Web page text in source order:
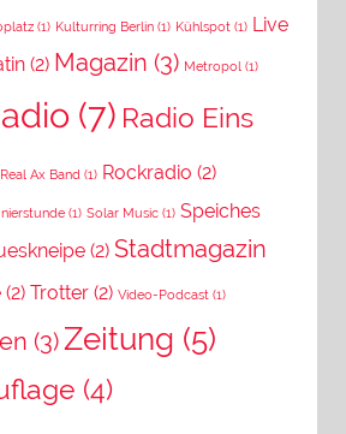
(1) Kulturring Berlin(1) Kühlspot(1) Live
(2) Magazin (3) Metropol (1)
(7) Radio Eins
Real Ax Band (1) Rockradio (2)
(1) Solar Music(1) Speiches
(2) Stadtmagazin
(2) Trotter(2) Video-Podcast(1)
(3)Zeitung (5)
(4)